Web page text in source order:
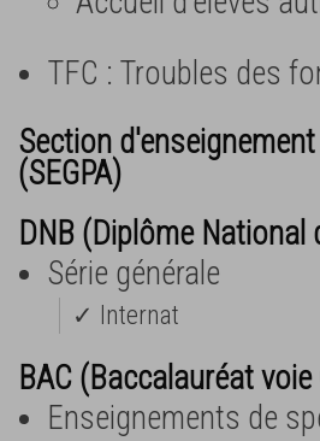
TFC : Troubles des
Section
(SEGPA)
DNB (Diplôme National
Série générale
✓ Internat
BAC (Baccalauréat voie
Enseignements de